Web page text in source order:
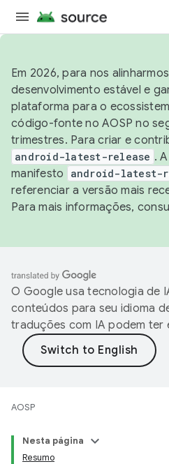
Em 2026, para nos
desenvolvimento estável e
plataforma para o
código-fonte no AOSP no
trimestres. Para criar e
android-latest-release .
manifesto
android-latest-
referenciar a versão mais
Para mais informações,
O Google usa tecnologia de
conteúdos para seu idioma
traduções com IA podem ter
AOSP
Nesta página
Resumo